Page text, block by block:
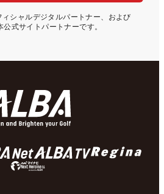
シャルデジタルパートナー、および
公式サイトパートナーです。